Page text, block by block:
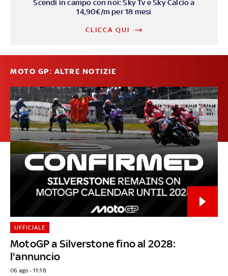
Scendi in campo con noi: Sky Tv e Sky Calcio a
14,90€/m per 18 mesi
CLICCA QUI
MOTO GP: ALTRE NOTIZIE
MotoGP a Silverstone fino al 2028:
l'annuncio
UFFICIALE
06 ago - 11:18